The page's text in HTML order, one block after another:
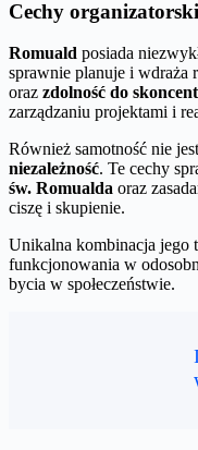
Cechy
Romuald posiada
sprawnie planuje i wdraża
oraz zdolność do
zarządzaniu projektami i
Również samotność nie
niezależność. Te cechy
św. Romualda oraz
ciszę i skupienie.
Unikalna kombinacja jego
funkcjonowania w
bycia w społeczeństwie.